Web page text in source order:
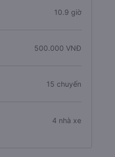
10.9 giờ
500.000 VNĐ
15 chuyến
4 nhà xe